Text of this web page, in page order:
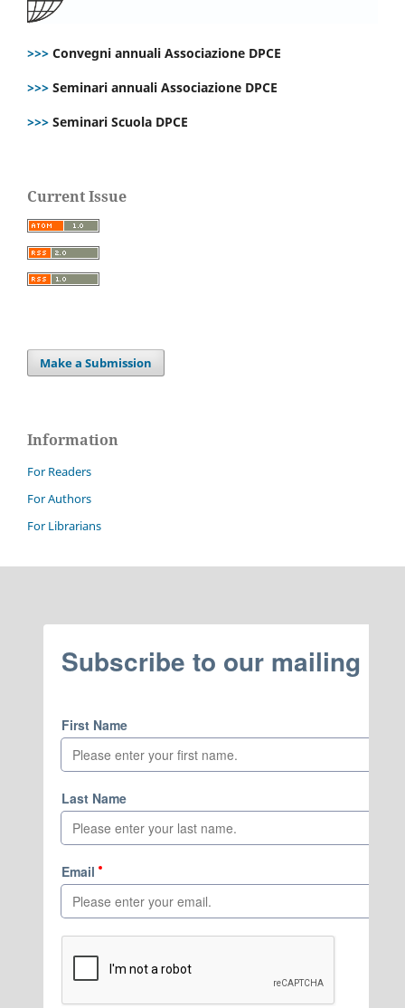
>>> Convegni annuali Associazione DPCE
>>> Seminari annuali Associazione DPCE
>>> Seminari Scuola DPCE
Current Issue
Make a Submission
Information
For Readers
For Authors
For Librarians